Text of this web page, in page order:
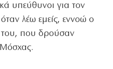
υπεύθυνοι για τον
λέω εμείς, εννοώ ο
που δρούσαν
Μόσχας.